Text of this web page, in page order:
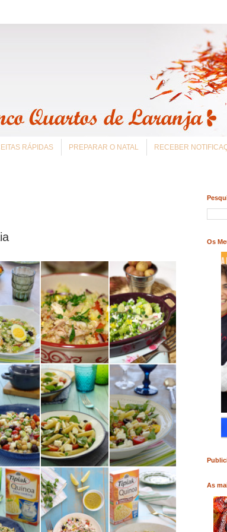
RÁPIDAS PREPARAR O NATAL RECEBER
Os
COMPRAR LIVRO COMPRAR LIVRO
As